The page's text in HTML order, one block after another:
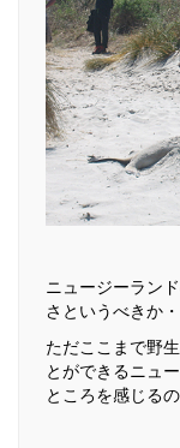
ニュージーラン
さというべきか・
ただここまで野
とができるニュ
ところを感じる